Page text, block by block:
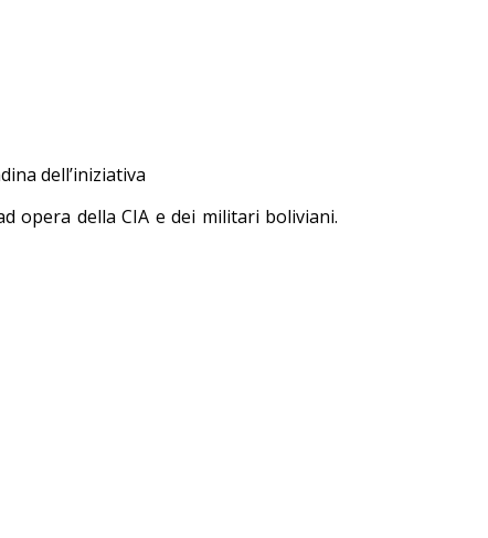
dell’iniziativa
opera della CIA e dei militari boliviani.